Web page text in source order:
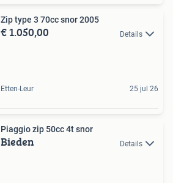
Zip type 3 70cc snor 2005
€ 1.050,00 Details
Etten-Leur 25 jul 26
Piaggio zip 50cc 4t snor
Bieden Details